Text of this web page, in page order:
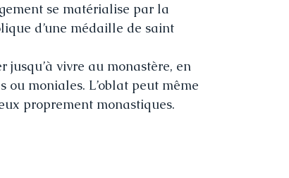
se matérialise par la
d’une médaille de saint
vivre au monastère, en
moniales. L’oblat peut même
proprement monastiques.